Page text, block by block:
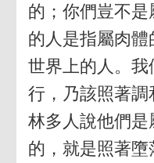
的；你們豈不
的人是指屬肉體
世界上的人。
行，乃該照著
林多人說他們
的，就是照著